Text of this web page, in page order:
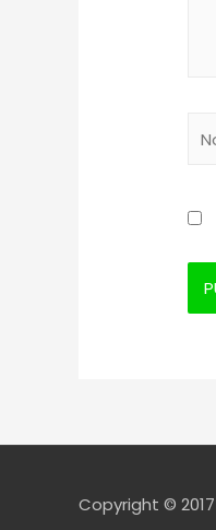
Copyright © 2017